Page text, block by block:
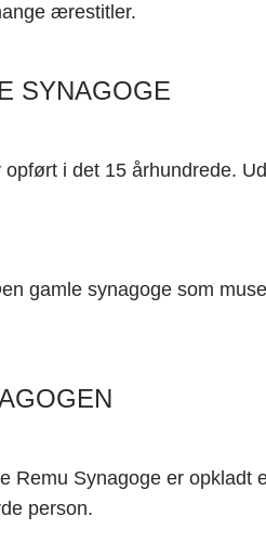
ærestitler.
SYNAGOGE
opført i det 15 århundrede.
gamle synagoge som
Remu Synagoge er opkladt
person.